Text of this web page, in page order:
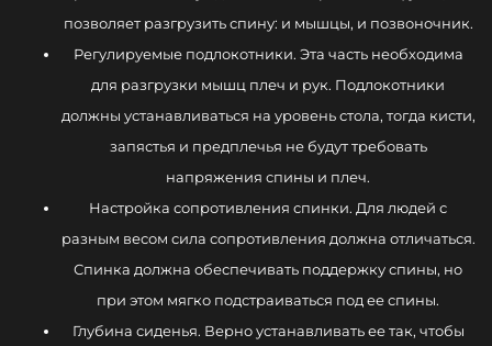
позволяет разгрузить спину: и мышцы, и позвоночник.
Регулируемые подлокотники. Эта часть необходима
для разгрузки мышц плеч и рук. Подлокотники
должны устанавливаться на уровень стола, тогда кисти,
запястья и предплечья не будут требовать
напряжения спины и плеч.
Настройка сопротивления спинки. Для людей с
разным весом сила сопротивления должна отличаться.
Спинка должна обеспечивать поддержку спины, но
при этом мягко подстраиваться под ее спины.
Глубина сиденья. Верно устанавливать ее так, чтобы